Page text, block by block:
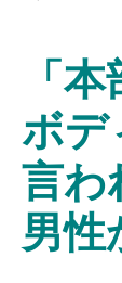
「
ボデ
言わ
男性